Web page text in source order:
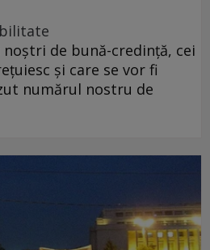
de bună-credință, cei
și care se vor fi
numărul nostru de